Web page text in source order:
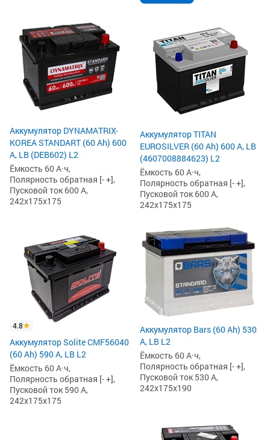
Аккумулятор DYNAMATRIX-
KOREA STANDART (60 Ah) 600
А, LB (DEB602) L2
Ёмкость 60 А·ч,
Полярность обратная [- +],
Пусковой ток 600 А,
242x175x175
Аккумулятор TITAN
EUROSILVER (60 Ah) 600 А, LB
(4607008884623) L2
Ёмкость 60 А·ч,
Полярность обратная [- +],
Пусковой ток 600 А,
242x175x175
4.8
Аккумулятор Solite CMF56040
(60 Ah) 590 А, LB L2
Ёмкость 60 А·ч,
Полярность обратная [- +],
Пусковой ток 590 А,
242x175x175
Аккумулятор Bars (60 Ah) 530
А, LB L2
Ёмкость 60 А·ч,
Полярность обратная [- +],
Пусковой ток 530 А,
242x175x190